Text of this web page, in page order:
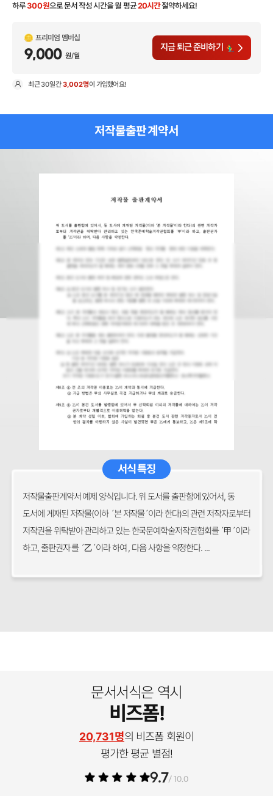
하루300원으로 문서 작성 시간을 월 평균20시간절약하세요!
프리미엄 멤버십
9,000 원/월
지금 퇴근 준비하기
최근30일간3,002명이 가입했어요!
저작물출판 계약서
서식 특징
저작물출판계약서 예제 양식입니다. 위 도서를 출판함에 있어서, 동
도서에 게재된 저작물(이하 ´본 저작물´이라 한다)의 관련 저작자로부터
저작권을 위탁받아 관리하고 있는 한국문예학술저작권협회를 ´甲´이라
하고, 출판권자 를 ´乙´이라 하여 , 다음 사항을 약정한다. ...
문서서식은 역시
비즈폼!
20,731명의 비즈폼 회원이
평가한 평균 별점!
9.7/ 10.0